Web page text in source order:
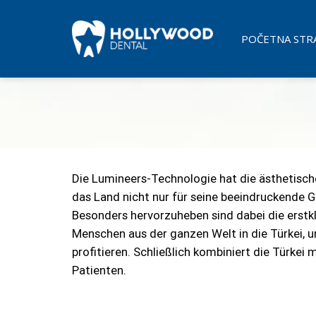
POČETNA
Die Lumineers-Technologie hat die
das Land nicht nur für seine beeindruckende
Besonders hervorzuheben sind dabei die
Menschen aus der ganzen Welt in die
profitieren. Schließlich kombiniert die Türkei
Patienten.